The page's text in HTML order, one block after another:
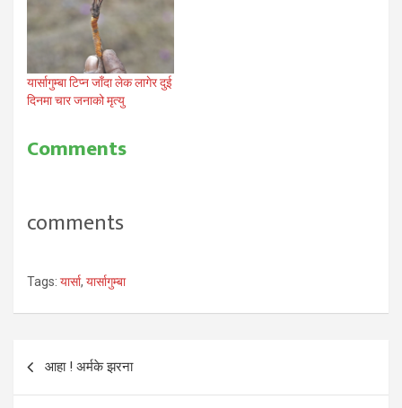
यार्सागुम्बा टिप्न जाँदा लेक लागेर दुई
दिनमा चार जनाको मृत्यु
Comments
comments
Tags: यार्सा, यार्सागुम्बा
Post
navigation
आहा ! अर्मके झरना